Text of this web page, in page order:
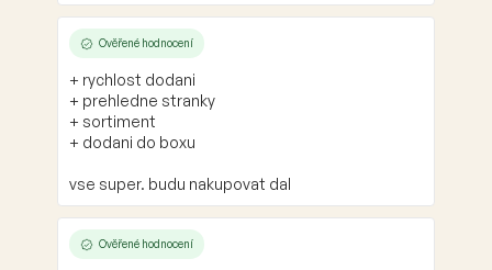
Ověřené hodnocení
+ rychlost dodani
+ prehledne stranky
+ sortiment
+ dodani do boxu
vse super. budu nakupovat dal
Ověřené hodnocení